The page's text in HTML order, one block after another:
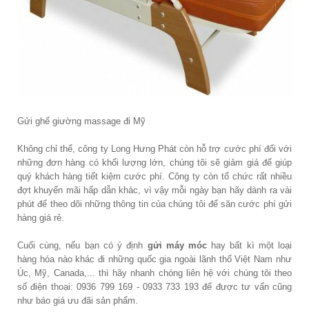
Gửi ghế giường massage đi Mỹ
Không chỉ thể, công ty Long Hưng Phát còn hỗ trợ cước phí đối với
những đơn hàng có khối lượng lớn, chúng tôi sẽ giảm giá để giúp
quý khách hàng tiết kiệm cước phí. Công ty còn tổ chức rất nhiều
đợt khuyến mãi hấp dẫn khác, vì vậy mỗi ngày bạn hãy dành ra vài
phút để theo dõi những thông tin của chúng tôi để săn cước phí gửi
hàng giá rẻ.
Cuối cùng, nếu bạn có ý định gửi máy móchay bất kì một loại
hàng hóa nào khác đi những quốc gia ngoài lãnh thổ Việt Nam như
Úc, Mỹ, Canada,... thì hãy nhanh chóng liên hệ với chúng tôi theo
số điện thoại: 0936 799 169 - 0933 733 193 để được tư vấn cũng
như báo giá ưu đãi sản phẩm.